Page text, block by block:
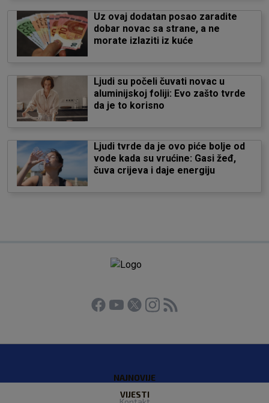
Uz ovaj dodatan posao zaradite
dobar novac sa strane, a ne
morate izlaziti iz kuće
Ljudi su počeli čuvati novac u
aluminijskoj foliji: Evo zašto tvrde
da je to korisno
Ljudi tvrde da je ovo piće bolje od
vode kada su vrućine: Gasi žeđ,
čuva crijeva i daje energiju
NAJNOVIJE
VIJESTI